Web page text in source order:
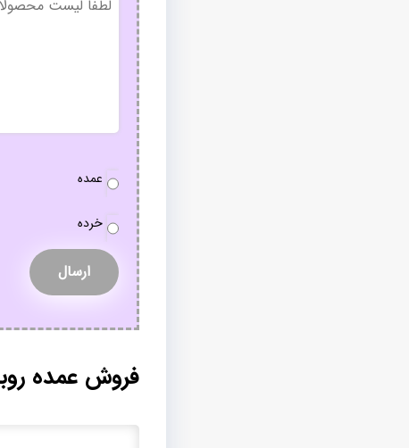
عنوان
عمده
خرده
فروش عمده